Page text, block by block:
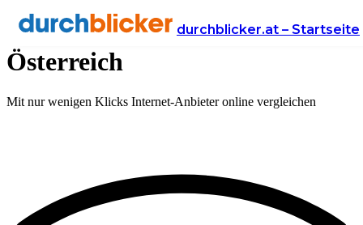
durchblicker.at – Startseite
Glasfaser: schnelles Internet in
Österreich
Mit nur wenigen Klicks Internet-Anbieter online vergleichen